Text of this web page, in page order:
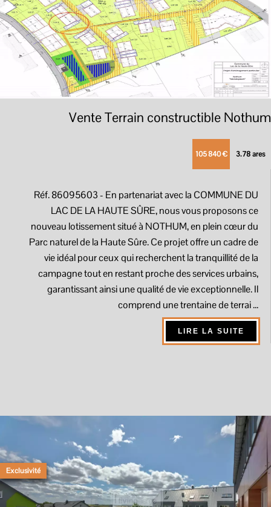
Vente Terrain constructible Nothum
105 840 € 3.78 ares
Réf. 86095603- En partenariat avec la COMMUNE DU
LAC DE LA HAUTE SÛRE, nous vous proposons ce
nouveau lotissement situé à NOTHUM, en plein cœur du
Parc naturel de la Haute Sûre. Ce projet offre un cadre de
vie idéal pour ceux qui recherchent la tranquillité de la
campagne tout en restant proche des services urbains,
garantissant ainsi une qualité de vie exceptionnelle. Il
comprend une trentaine de terrai ...
LIRE LA SUITE
Exclusivité